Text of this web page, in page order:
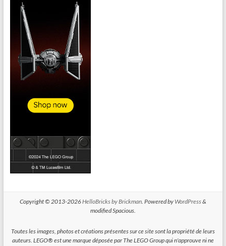
Copyright © 2013-2026HelloBricks by Brickman. Powered by WordPress&
modified Spacious.
Toutes les images, photos et créations présentes sur ce site sont la propriété de leurs
auteurs. LEGO® est une marque déposée par The LEGO Group qui n'approuve ni ne